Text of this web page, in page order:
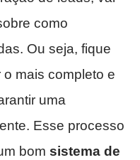
como
Ou seja, fique
mais completo e
uma
Esse processo
bom sistema de